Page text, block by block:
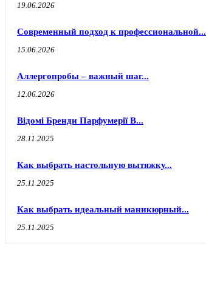
19.06.2026
Современный подход к профессиональной...
15.06.2026
Аллергопробы – важный шаг...
12.06.2026
Відомі Бренди Парфумерії В...
28.11.2025
Как выбрать настольную вытяжку...
25.11.2025
Как выбрать идеальный маникюрный...
25.11.2025